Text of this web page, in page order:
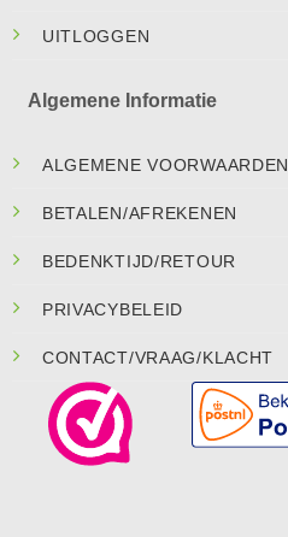
UITLOGGEN
Algemene Informatie
ALGEMENE VOORWAARDEN
BETALEN/AFREKENEN
BEDENKTIJD/RETOUR
PRIVACYBELEID
CONTACT/VRAAG/KLACHT